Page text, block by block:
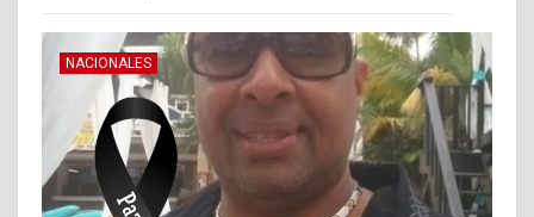
NACIONALES